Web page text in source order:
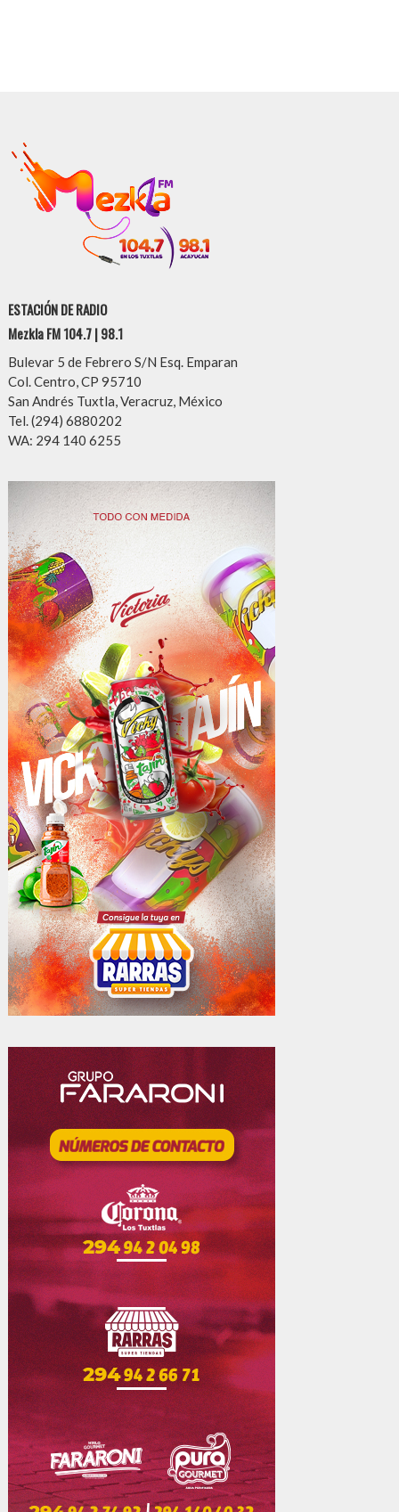
ESTACIÓN DE RADIO
Mezkla FM 104.7 | 98.1
Bulevar 5 de Febrero S/N Esq. Emparan
Col. Centro, CP 95710
San Andrés Tuxtla, Veracruz, México
Tel. (294) 6880202
WA: 294 140 6255